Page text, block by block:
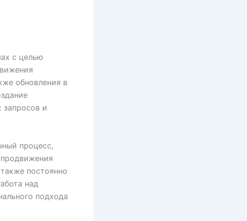
с целью
обновления в
запросов и
процесс,
постоянно
над
подхода